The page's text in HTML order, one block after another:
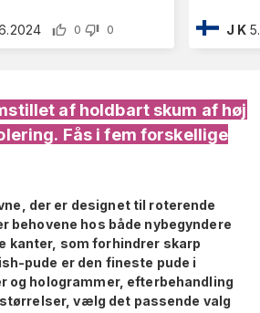
0 0 J K
af holdbart skum af høj
Fås i fem forskellige
der er designet til roterende
behovene hos både nybegyndere
kanter, som forhindrer skarp
pude er den fineste pude i
og hologrammer, efterbehandling
vælg det passende valg